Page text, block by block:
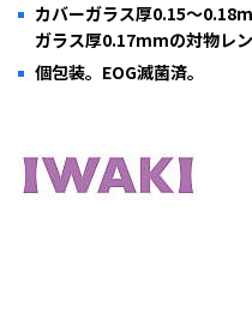
カバーガラス厚0.15～
ガラス厚0.17mmの対物レン
個包装。EOG滅菌済。